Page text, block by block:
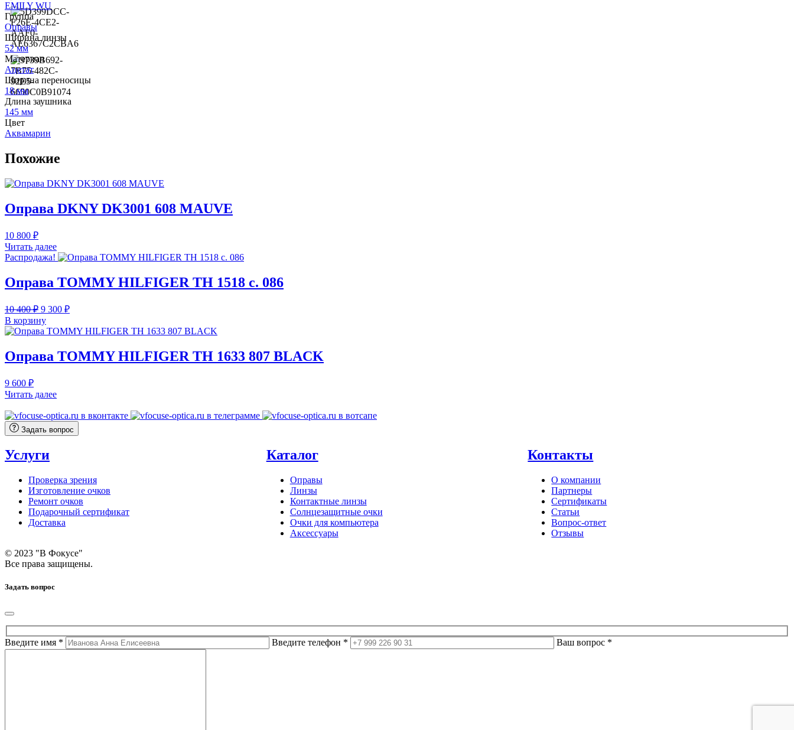
с.
9031
EMILY WU
Группа
Оправы
Ширина линзы
52 мм
Материал
Ацетат
Ширина переносицы
18 мм
Длина заушника
145 мм
Цвет
Аквамарин
Похожие
Оправа DKNY DK3001 608 MAUVE
10 800 ₽
Читать далее
Распродажа!
Оправа TOMMY HILFIGER TH 1518 c. 086
10 400₽ Первоначальная
цена
составляла
10
400 ₽.
9 300 ₽Текущая
9
В корзину
Оправа TOMMY HILFIGER TH 1633 807 BLACK
9 600 ₽
Читать далее
Задать вопрос
Услуги
Проверка зрения
Изготовление очков
Ремонт очков
Подарочный сертификат
Доставка
Каталог
Оправы
Линзы
Контактные линзы
Солнцезащитные очки
Очки для компьютера
Аксессуары
Контакты
О компании
Партнеры
Сертификаты
Статьи
Вопрос-ответ
Отзывы
© 2023 "В Фокусе"
Все права защищены.
Задать вопрос
Введите имя * Введите телефон * Ваш вопрос *